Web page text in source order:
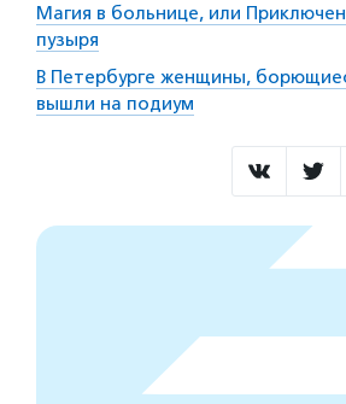
Магия в больнице, или
пузыря
В Петербурге женщины,
вышли на подиум